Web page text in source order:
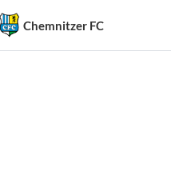
Chemnitzer FC